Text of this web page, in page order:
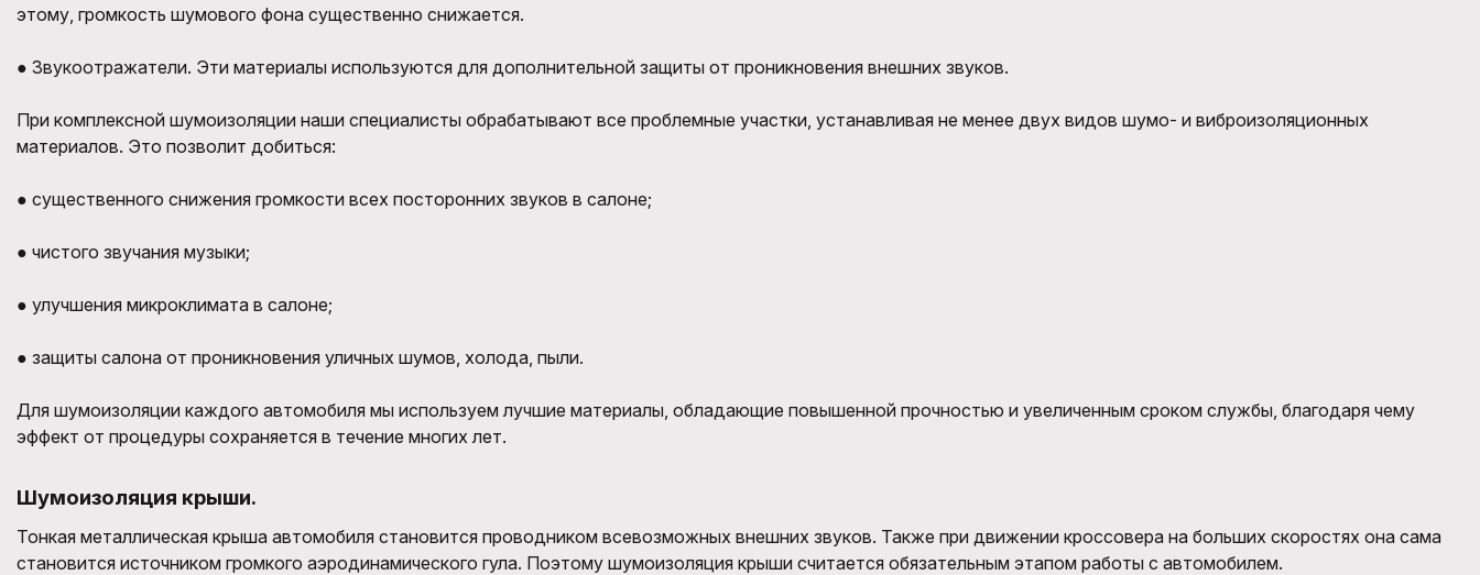
этому, громкость шумового фона существенно снижается.
● Звукоотражатели. Эти материалы используются для дополнительной защиты от проникновения внешних звуков.
При комплексной шумоизоляции наши специалисты обрабатывают все проблемные участки, устанавливая не менее двух видов шумо- и виброизоляционных
материалов. Это позволит добиться:
● существенного снижения громкости всех посторонних звуков в салоне;
● чистого звучания музыки;
● улучшения микроклимата в салоне;
● защиты салона от проникновения уличных шумов, холода, пыли.
Для шумоизоляции каждого автомобиля мы используем лучшие материалы, обладающие повышенной прочностью и увеличенным сроком службы, благодаря чему
эффект от процедуры сохраняется в течение многих лет.
Шумоизоляция крыши.
Тонкая металлическая крыша автомобиля становится проводником всевозможных внешних звуков. Также при движении кроссовера на больших скоростях она сама
становится источником громкого аэродинамического гула. Поэтому шумоизоляция крыши считается обязательным этапом работы с автомобилем.